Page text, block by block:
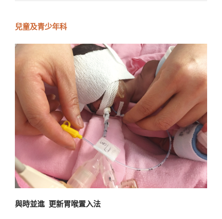
兒童及青少年科
與時並進 更新胃喉置入法